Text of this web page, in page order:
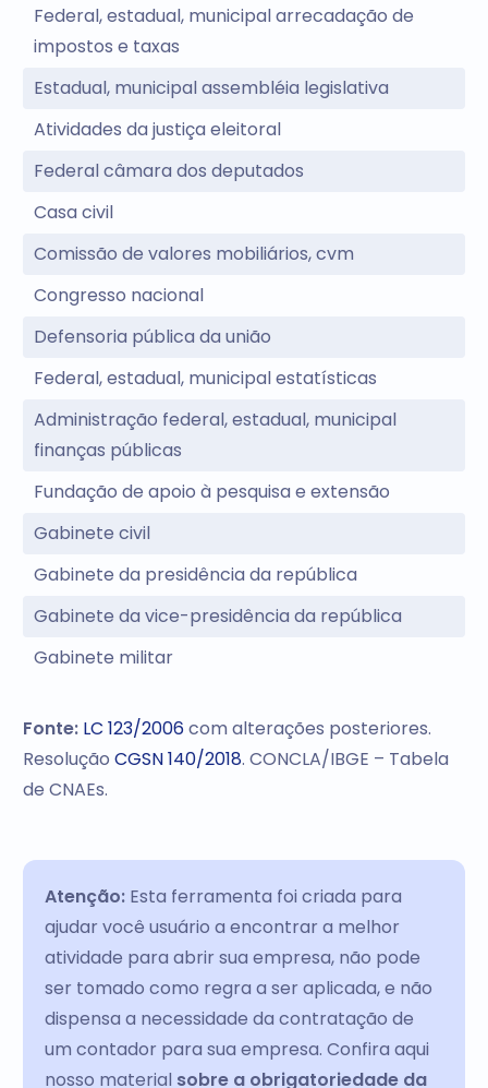
Federal, estadual, municipal arrecadação de
impostos e taxas
Estadual, municipal assembléia legislativa
Atividades da justiça eleitoral
Federal câmara dos deputados
Casa civil
Comissão de valores mobiliários, cvm
Congresso nacional
Defensoria pública da união
Federal, estadual, municipal estatísticas
Administração federal, estadual, municipal
finanças públicas
Fundação de apoio à pesquisa e extensão
Gabinete civil
Gabinete da presidência da república
Gabinete da vice-presidência da república
Gabinete militar
Fonte: LC 123/2006com alterações posteriores.
ResoluçãoCGSN 140/2018. CONCLA/IBGE – Tabela
de CNAEs.
Atenção:Esta ferramenta foi criada para
ajudar você usuário a encontrar a melhor
atividade para abrir sua empresa, não pode
ser tomado como regra a ser aplicada, e não
dispensa a necessidade da contratação de
um contador para sua empresa. Confira aqui
nosso material sobre a obrigatoriedade da